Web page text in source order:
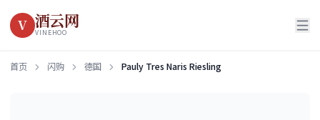
V 酒云网
VINEHOO
首页 闪购 德国 Pauly Tres Naris Riesling